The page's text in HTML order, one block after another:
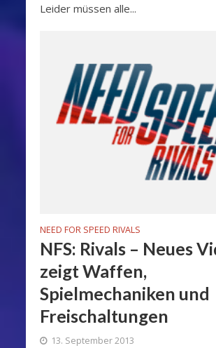
Leider müssen alle...
NEED FOR SPEED RIVALS
NFS: Rivals – Neues
zeigt Waffen,
Spielmechaniken und
Freischaltungen
13. September 2013